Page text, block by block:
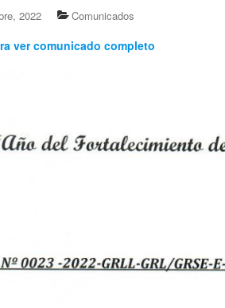
2022 Comunicados
ver comunicado completo